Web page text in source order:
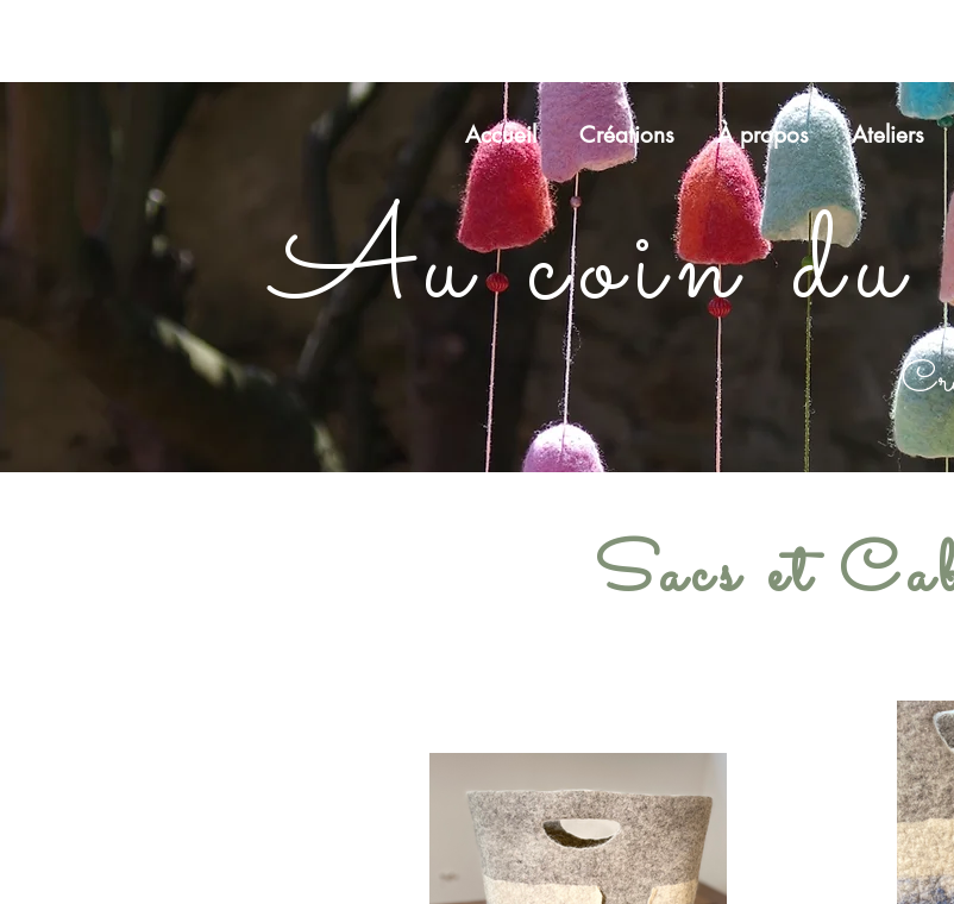
Accueil Créations À propos Ateliers
Au coin du
Sacs et